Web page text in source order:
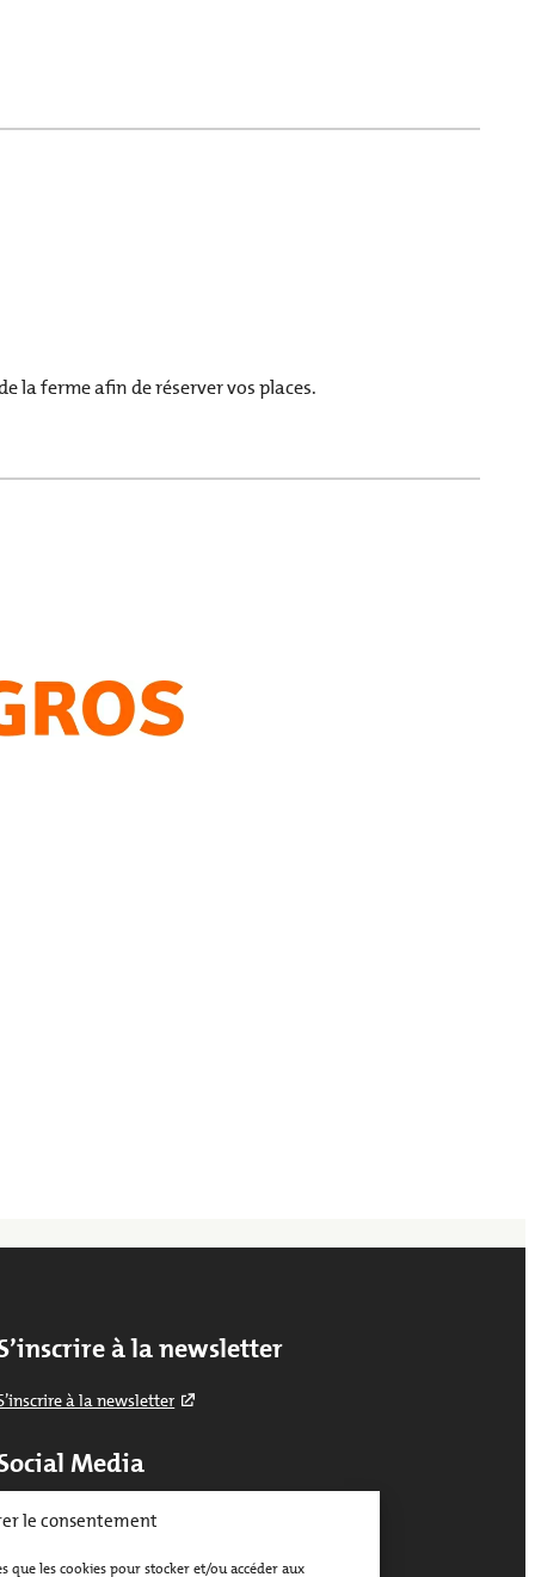
le consentement
que les cookies pour stocker et/ou accéder aux
la ferme afin de réserver vos places.
à la newsletter
à la newsletter
Media
Instagram TikTok